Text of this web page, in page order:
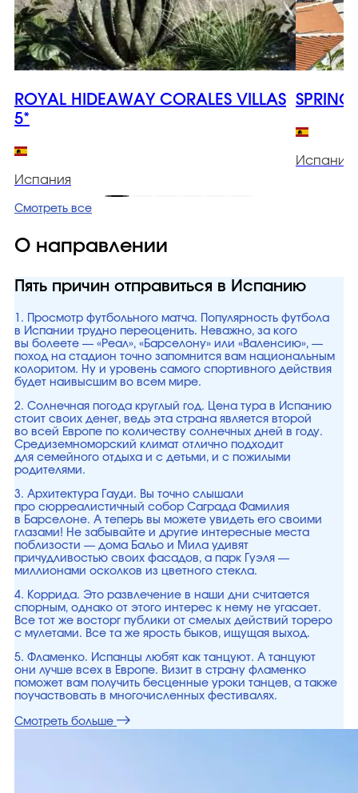
ROYAL HIDEAWAY CORALES VILLAS
5*
Испания
Испания
Смотреть все
О направлении
Пять причин отправиться в Испанию
1. Просмотр футбольного матча. Популярность футбола
в Испании трудно переоценить. Неважно, за кого
вы болеете — «Реал», «Барселону» или «Валенсию», —
поход на стадион точно запомнится вам национальным
колоритом. Ну и уровень самого спортивного действия
будет наивысшим во всем мире.
2. Солнечная погода круглый год. Цена тура в Испанию
стоит своих денег, ведь эта страна является второй
во всей Европе по количеству солнечных дней в году.
Средиземноморский климат отлично подходит
для семейного отдыха и с детьми, и с пожилыми
родителями.
3. Архитектура Гауди. Вы точно слышали
про сюрреалистичный собор Саграда Фамилия
в Барселоне. А теперь вы можете увидеть его своими
глазами! Не забывайте и другие интересные места
поблизости — дома Бальо и Мила удивят
причудливостью своих фасадов, а парк Гуэля —
миллионами осколков из цветного стекла.
4. Коррида. Это развлечение в наши дни считается
спорным, однако от этого интерес к нему не угасает.
Все тот же восторг публики от смелых действий тореро
с мулетами. Все та же ярость быков, ищущая выход.
5. Фламенко. Испанцы любят как танцуют. А танцуют
они лучше всех в Европе. Визит в страну фламенко
поможет вам получить бесценные уроки танцев, а также
поучаствовать в многочисленных фестивалях.
Смотреть больше